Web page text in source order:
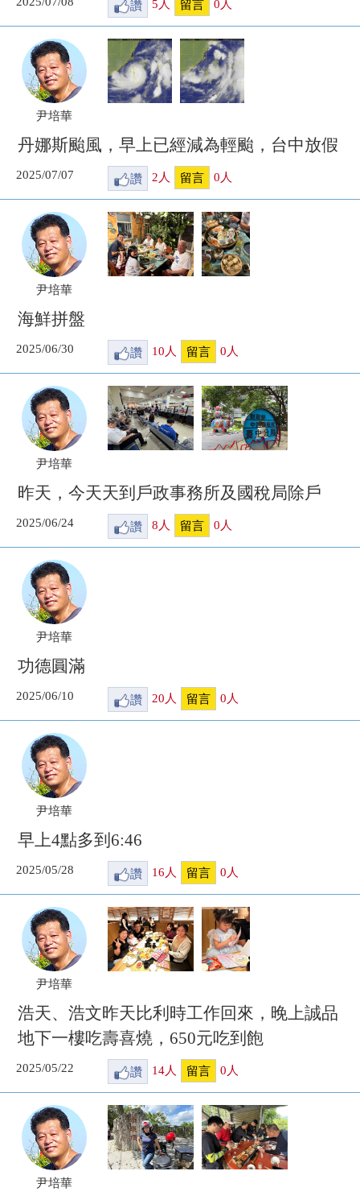
讚 5 人 留言 0 人
尹培華
丹娜斯颱風，早上已經減為輕颱，台中放假
2025/07/07 讚 2 人 留言 0 人
尹培華
海鮮拼盤
2025/06/30 讚 10 人 留言 0 人
尹培華
昨天，今天天到戶政事務所及國稅局除戶
2025/06/24 讚 8 人 留言 0 人
尹培華
功德圓滿
2025/06/10 讚 20 人 留言 0 人
尹培華
早上4點多到6:46
2025/05/28 讚 16 人 留言 0 人
尹培華
浩天、浩文昨天比利時工作回來，晚上誠品
地下一樓吃壽喜燒，650元吃到飽
2025/05/22 讚 14人 留言 0 人
尹培華